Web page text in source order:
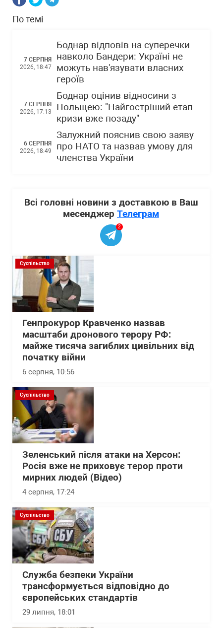
По темі
7 СЕРПНЯ
2026, 18:47
Боднар відповів на суперечки
навколо Бандери: Україні не
можуть нав'язувати власних
героїв
7 СЕРПНЯ
2026, 17:13
Боднар оцінив відносини з
Польщею: "Найгостріший етап
кризи вже позаду"
6 СЕРПНЯ
2026, 18:49
Залужний пояснив свою заяву
про НАТО та назвав умову для
членства України
Всі головні новини з доставкою в Ваш
месенджер Телеграм
2
Суспільство
Генпрокурор Кравченко назвав
масштаби дронового терору РФ:
майже тисяча загиблих цивільних від
початку війни
6 серпня, 10:56
Суспільство
Зеленський після атаки на Херсон:
Росія вже не приховує терор проти
мирних людей (Відео)
4 серпня, 17:24
Суспільство
Служба безпеки України
трансформується відповідно до
європейських стандартів
29 липня, 18:01